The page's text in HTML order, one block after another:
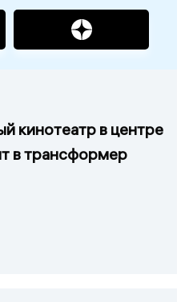
кинотеатр в центре
в трансформер